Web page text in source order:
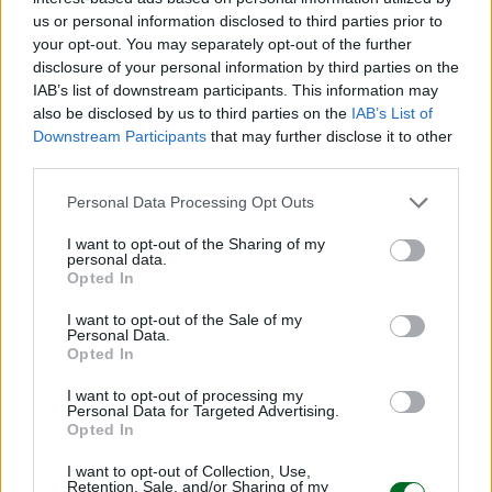
us or personal information disclosed to third parties prior to
your opt-out. You may separately opt-out of the further
disclosure of your personal information by third parties on the
IAB’s list of downstream participants. This information may
also be disclosed by us to third parties on the IAB’s List of
Downstream Participants that may further disclose it to other
Personal Data Processing Opt Outs
I want to opt-out of the Sharing of my
personal data.
Opted In
I want to opt-out of the Sale of my
Personal Data.
Opted In
I want to opt-out of processing my
Personal Data for Targeted Advertising.
Opted In
I want to opt-out of Collection, Use,
Retention, Sale, and/or Sharing of my
coperta” è limitata.
Leo richiama anche il quadro europeo, ancora in
evoluzione: “Non abbiamo neanche chiuso la
vicenda 2025, perché attendiamo l’esito finale tra
sostenibilità dei conti pubblici: “Tante cose
riusciamo a farle. È chiaro che tutto non si può
fare, ce la mettiamo tutta”.
Il messaggio politico è pragmatico: il dialogo con
le imprese è “molto positivo”, ma i risultati
dipendono da margini fiscali reali, non solo dalle
intenzioni.
Freni: investimenti guidati dal profitto